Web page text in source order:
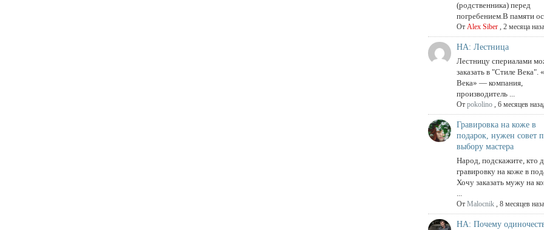
(родственника) перед
погребением.В памяти
ОтAlex Siber ,2 месяца
НА: Лестница
Лестницу спериалами
заказать в "Стиле Века".
Века» — компания,
производитель ...
Отpokolino ,6 месяцев
Гравировка на коже в
подарок, нужен совет
выбору мастера
Народ, подскажите, кто
гравировку на коже в
Хочу заказать мужу на
...
ОтMalocnik ,8 месяцев
НА: Почему